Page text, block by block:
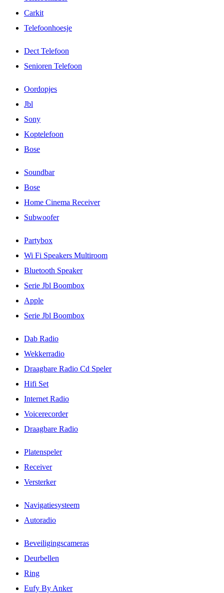
Carkit
Telefoonhoesje
Dect Telefoon
Senioren Telefoon
Oordopjes
Jbl
Sony
Koptelefoon
Bose
Soundbar
Bose
Home Cinema Receiver
Subwoofer
Partybox
Wi Fi Speakers Multiroom
Bluetooth Speaker
Serie Jbl Boombox
Apple
Serie Jbl Boombox
Dab Radio
Wekkerradio
Draagbare Radio Cd Speler
Hifi Set
Internet Radio
Voicerecorder
Draagbare Radio
Platenspeler
Receiver
Versterker
Navigatiesysteem
Autoradio
Beveiligingscameras
Deurbellen
Ring
Eufy By Anker